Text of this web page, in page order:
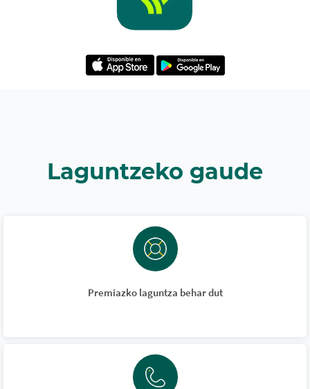
Laguntzeko gaude
Premiazko laguntza behar dut